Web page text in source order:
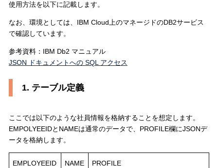
使用方法を以下に記載します。
なお、環境としては、IBM Cloud上のマネージドのDB2サービス
で確認しています。
参考資料：IBM Db2 マニュアル
JSON ドキュメントへの SQL アクセス
1. テーブル定義
ここでは以下のような社員情報を格納することを想定します。
EMPOLYEEIDとNAMEは通常のデータで、PROFILE欄にJSONデ
ータを格納します。
EMPLOYEEID NAME PROFILE